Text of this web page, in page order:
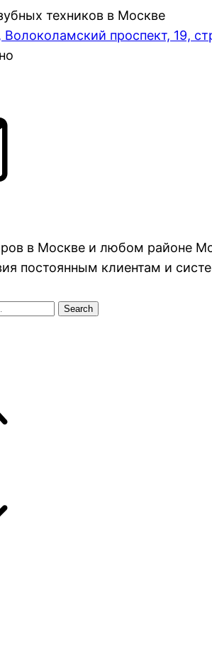
техников в Москве
проспект, 19,
в Москве и любом районе
постоянным клиентам и
Search